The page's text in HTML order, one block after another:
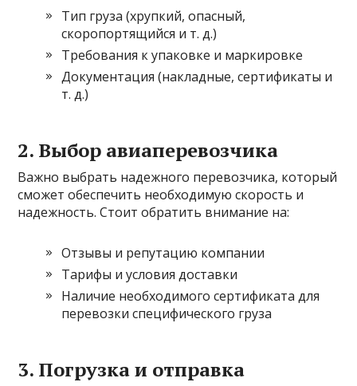
Тип груза (хрупкий, опасный,
скоропортящийся и т. д.)
Требования к упаковке и маркировке
Документация (накладные, сертификаты и
т. д.)
2. Выбор авиаперевозчика
Важно выбрать надежного перевозчика, который
сможет обеспечить необходимую скорость и
надежность. Стоит обратить внимание на:
Отзывы и репутацию компании
Тарифы и условия доставки
Наличие необходимого сертификата для
перевозки специфического груза
3. Погрузка и отправка